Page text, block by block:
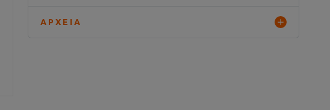
ΑΡΧΕΊΑ